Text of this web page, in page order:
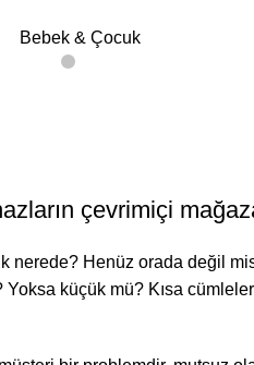
Bebek & Çocuk
çevrimiçi
nerede? Henüz orada değil
küçük mü? Kısa